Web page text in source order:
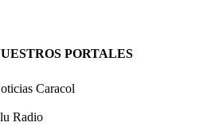
PORTALES
Caracol
Radio